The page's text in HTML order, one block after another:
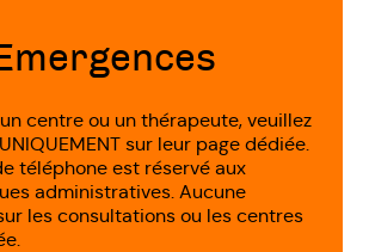
centre ou un thérapeute, veuillez
sur leur page dédiée.
téléphone est réservé aux
administratives. Aucune
les consultations ou les centres